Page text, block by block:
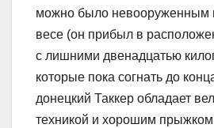
можно было невооруженным
весе (он прибыл в
с лишними двенадцатью
которые пока согнать до
донецкий Таккер обладает
техникой и хорошим